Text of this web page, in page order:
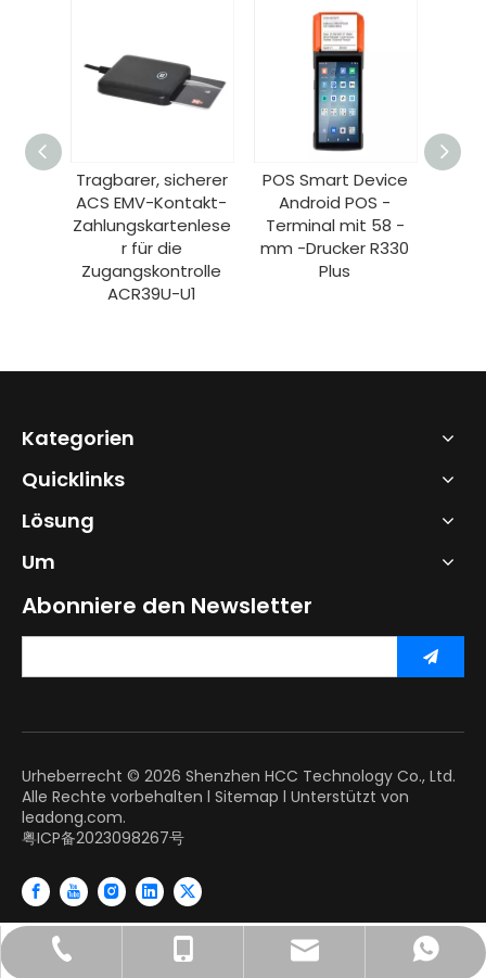
Tragbarer, sicherer
ACS EMV-Kontakt-
Zahlungskartenlese
r für die
Zugangskontrolle
ACR39U-U1
POS Smart Device
Android POS -
Terminal mit 58 -
mm -Drucker R330
Plus
Kategorien
Quicklinks
Lösung
Um
Abonniere den Newsletter
+86-755-86655162
+86-13428665926
info@szhcct.com
+86-13428665926
Urheberrecht © 2026 Shenzhen HCC Technology Co., Ltd.
Alle Rechte vorbehalten l Sitemap l Unterstützt von
leadong.com.
粤ICP备2023098267号